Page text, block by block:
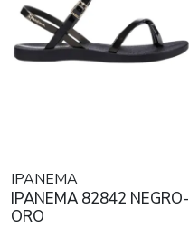
IPANEMA
IPANEMA 82842 NEGRO-
ORO